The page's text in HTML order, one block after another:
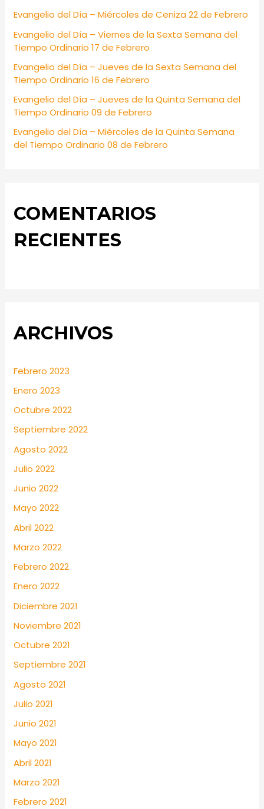
r
:
Evangelio del Día – Miércoles de Ceniza 22 de Febrero
Evangelio del Día – Viernes de la Sexta Semana del
Tiempo Ordinario 17 de Febrero
Evangelio del Día – Jueves de la Sexta Semana del
Tiempo Ordinario 16 de Febrero
Evangelio del Día – Jueves de la Quinta Semana del
Tiempo Ordinario 09 de Febrero
Evangelio del Día – Miércoles de la Quinta Semana
del Tiempo Ordinario 08 de Febrero
COMENTARIOS
RECIENTES
ARCHIVOS
Febrero 2023
Enero 2023
Octubre 2022
Septiembre 2022
Agosto 2022
Julio 2022
Junio 2022
Mayo 2022
Abril 2022
Marzo 2022
Febrero 2022
Enero 2022
Diciembre 2021
Noviembre 2021
Octubre 2021
Septiembre 2021
Agosto 2021
Julio 2021
Junio 2021
Mayo 2021
Abril 2021
Marzo 2021
Febrero 2021